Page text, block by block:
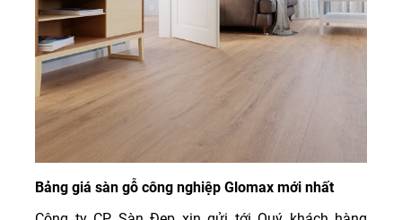
Bảng giá sàn gỗ công nghiệp Glomax mới nhất